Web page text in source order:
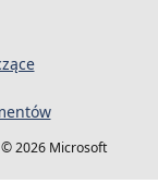
© 2026 Microsoft